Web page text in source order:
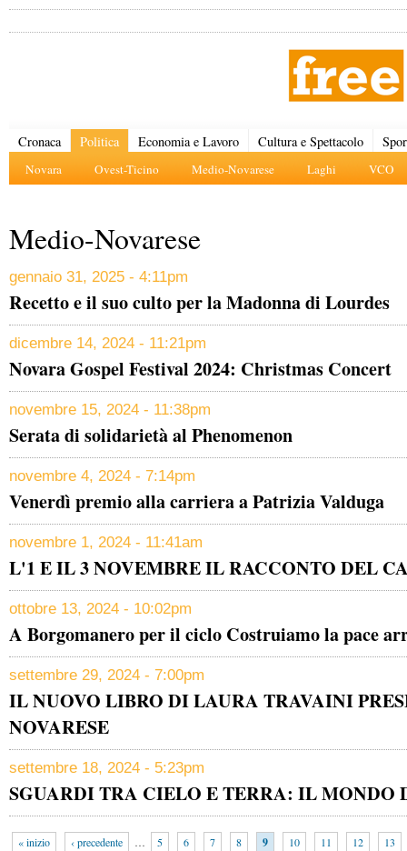
Cronaca Politica
Novara Ovest-Ticino Medio-Novarese Laghi VCO
Economia e Lavoro Cultura e Spettacolo
Medio-Novarese
gennaio 31, 2025 - 4:11pm
Recetto e il suo culto per la Madonna di Lourdes
dicembre 14, 2024 - 11:21pm
Novara Gospel Festival 2024: Christmas Concert
novembre 15, 2024 - 11:38pm
Serata di solidarietà al Phenomenon
novembre 4, 2024 - 7:14pm
Venerdì premio alla carriera a Patrizia Valduga
novembre 1, 2024 - 11:41am
L'1 E IL 3 NOVEMBRE IL RACCONTO DEL
ottobre 13, 2024 - 10:02pm
A Borgomanero per il ciclo Costruiamo la pace
settembre 29, 2024 - 7:00pm
IL NUOVO LIBRO DI LAURA TRAVAINI
NOVARESE
settembre 18, 2024 - 5:23pm
SGUARDI TRA CIELO E TERRA: IL MONDO
« inizio ‹ precedente … 5 6 7 8 9 10 11 12 13